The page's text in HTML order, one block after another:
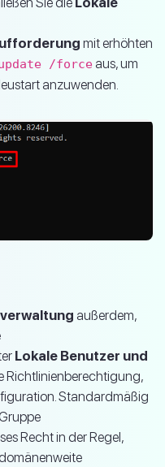
mit erhöhten
/force aus, um
anzuwenden.
außerdem,
Lokale Benutzer und
Richtlinienberechtigung,
Standardmäßig
Recht in der Regel,